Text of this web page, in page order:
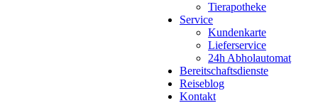
Tierapotheke
Service
Kundenkarte
Lieferservice
24h Abholautomat
Bereitschaftsdienste
Reiseblog
Kontakt